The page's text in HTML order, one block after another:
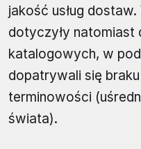
jakość usług
dotyczyły
katalogowych, w
dopatrywali się
terminowości
świata).